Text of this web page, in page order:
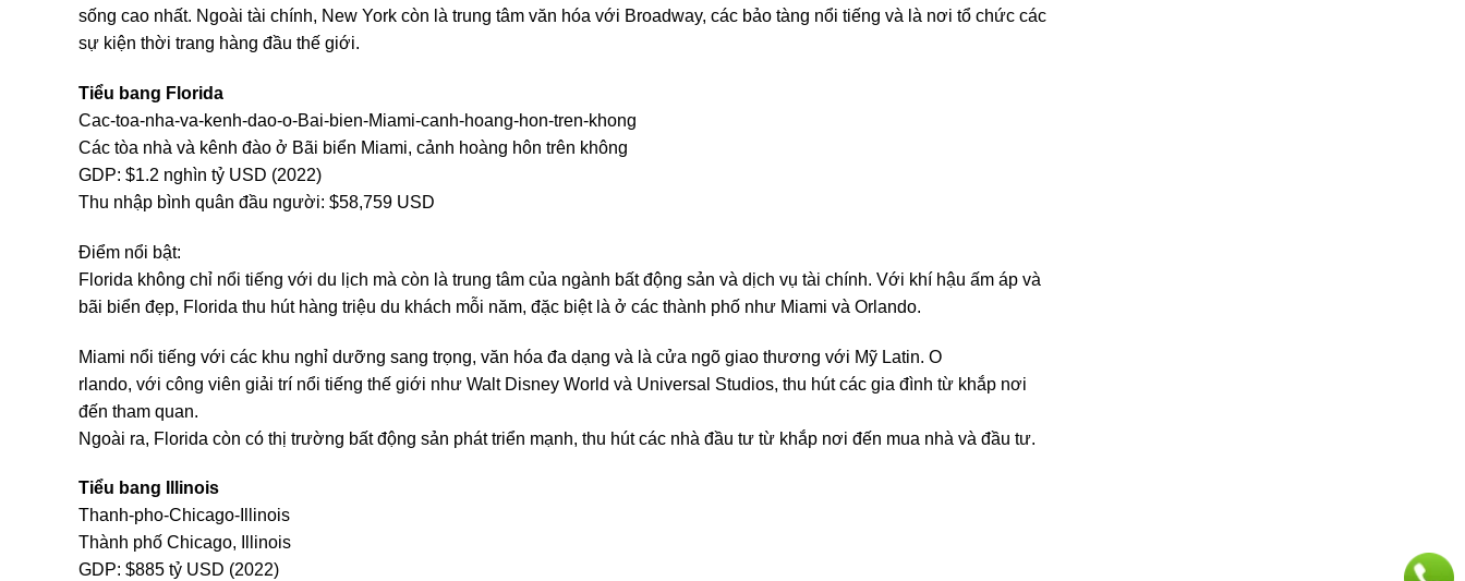
sống cao nhất. Ngoài tài chính, New York còn là trung tâm văn hóa với Broadway, các bảo tàng nổi tiếng và là nơi tổ chức các
sự kiện thời trang hàng đầu thế giới.
Tiểu bang Florida
Cac-toa-nha-va-kenh-dao-o-Bai-bien-Miami-canh-hoang-hon-tren-khong
Các tòa nhà và kênh đào ở Bãi biển Miami, cảnh hoàng hôn trên không
GDP: $1.2 nghìn tỷ USD (2022)
Thu nhập bình quân đầu người: $58,759 USD
Điểm nổi bật:
Florida không chỉ nổi tiếng với du lịch mà còn là trung tâm của ngành bất động sản và dịch vụ tài chính. Với khí hậu ấm áp và
bãi biển đẹp, Florida thu hút hàng triệu du khách mỗi năm, đặc biệt là ở các thành phố như Miami và Orlando.
Miami nổi tiếng với các khu nghỉ dưỡng sang trọng, văn hóa đa dạng và là cửa ngõ giao thương với Mỹ Latin. O
rlando, với công viên giải trí nổi tiếng thế giới như Walt Disney World và Universal Studios, thu hút các gia đình từ khắp nơi
đến tham quan.
Ngoài ra, Florida còn có thị trường bất động sản phát triển mạnh, thu hút các nhà đầu tư từ khắp nơi đến mua nhà và đầu tư.
Tiểu bang Illinois
Thanh-pho-Chicago-Illinois
Thành phố Chicago, Illinois
GDP: $885 tỷ USD (2022)